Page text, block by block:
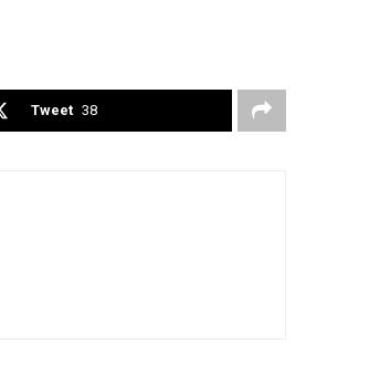
Tweet 38